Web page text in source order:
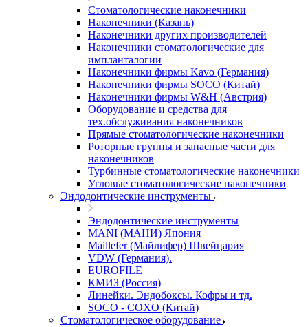
Стоматологические наконечники
Наконечники (Казань)
Наконечники других производителей
Наконечники стоматологические для
импланталогии
Наконечники фирмы Kavo (Германия)
Наконечники фирмы SOCO (Китай)
Наконечники фирмы W&H (Австрия)
Оборудование и средства для
тех.обслуживания наконечников
Прямые стоматологические наконечники
Роторные группы и запасные части для
наконечников
Турбинные стоматологические наконечники
Угловые стоматологические наконечники
Эндодонтические инструменты
Эндодонтические инструменты
MANI (МАНИ) Япония
Maillefer (Майлифер) Швейцария
VDW (Германия).
EUROFILE
КМИЗ (Россия)
Линейки. Эндобоксы. Кофры и тд.
SOCO - COXO (Китай)
Стоматологическое оборудование